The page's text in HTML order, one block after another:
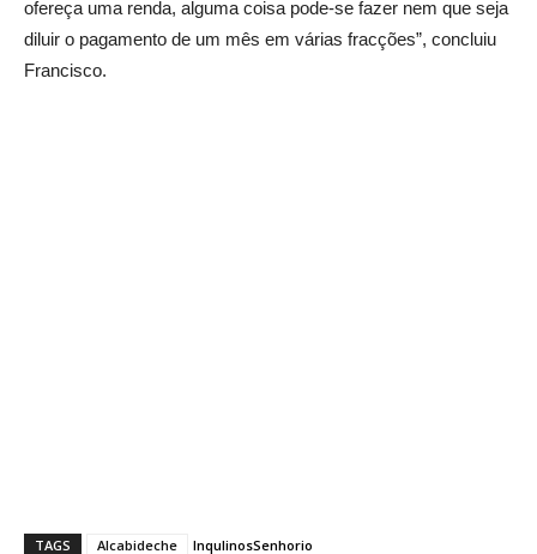
ofereça uma renda, alguma coisa pode-se fazer nem que seja
diluir o pagamento de um mês em várias fracções”, concluiu
Francisco.
TAGS Alcabideche InqulinosSenhorio